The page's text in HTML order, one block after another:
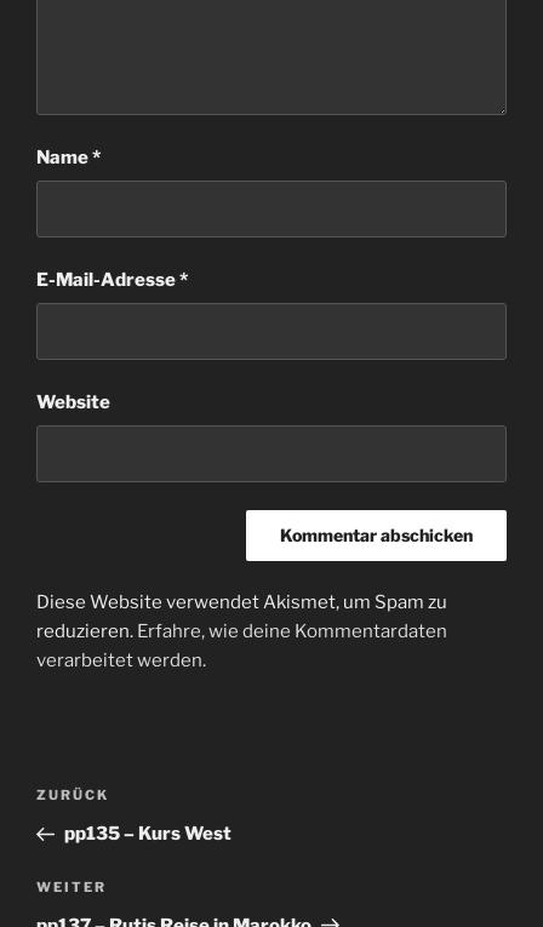
Name*
E-Mail-Adresse*
Website
Diese Website verwendet Akismet, um Spam zu
reduzieren. Erfahre, wie deine Kommentardaten
verarbeitet werden.
Beitragsnavigation
Vorheriger
Beitrag
ZURÜCK
pp135 – Kurs West
Nächster
Beitrag
WEITER